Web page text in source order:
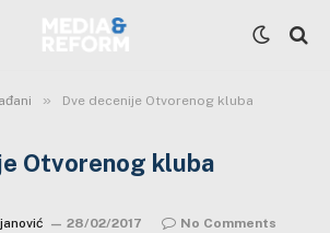
» Dve decenije Otvorenog kluba
Otvorenog kluba
28/02/2017 No Comments